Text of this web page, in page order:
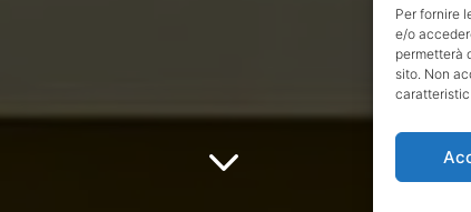
Per fornire
e/o
permetterà
sito. Non
3